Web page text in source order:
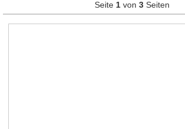
Seite 1 von3 Seiten